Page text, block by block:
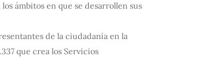
ámbitos en que se desarrollen sus
de la ciudadanía en la
que crea los Servicios